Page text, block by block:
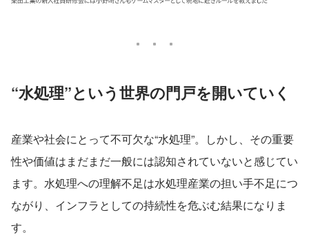
“水処理”という世界の門戸を開いていく
産業や社会にとって不可欠な“水処理”。しかし、その重要
性や価値はまだまだ一般には認知されていないと感じてい
ます。水処理への理解不足は水処理産業の担い手不足につ
ながり、インフラとしての持続性を危ぶむ結果になりま
す。